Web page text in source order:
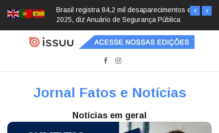
Brasil registra 84,2 mil desaparecimentos em
2025, diz Anuário de Segurança Pública
Jornal Fatos e Notícias
Notícias em geral